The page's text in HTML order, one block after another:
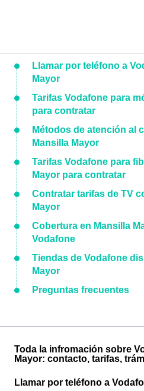
Llamar por teléfono a
Mayor
Tarifas Vodafone para
para contratar
Métodos de atención al
Mansilla Mayor
Tarifas Vodafone para
Mayor para contratar
Contratar tarifas de TV
Mayor
Cobertura en Mansilla
Vodafone
Tiendas de Vodafone
Mayor
Preguntas frecuentes
Toda la infromación sobre
Mayor: contacto, tarifas,
Llamar por teléfono a